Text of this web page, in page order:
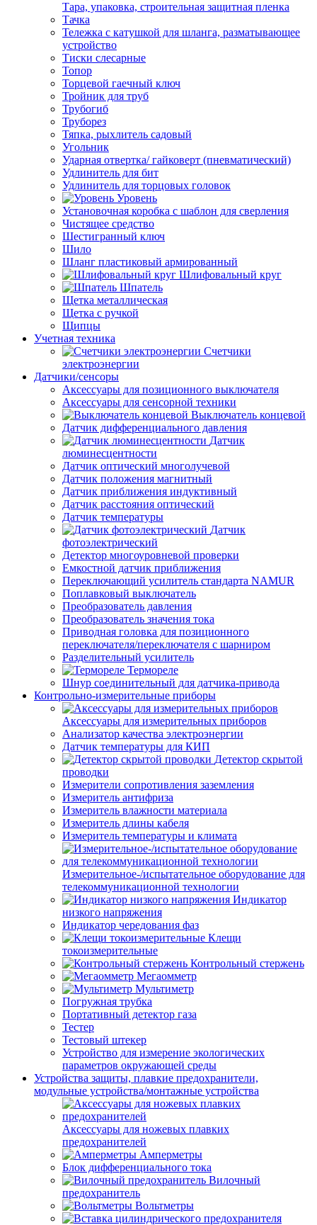
Тара, упаковка, строительная защитная пленка
Тачка
Тележка с катушкой для шланга, разматывающее
устройство
Тиски слесарные
Топор
Торцевой гаечный ключ
Тройник для труб
Трубогиб
Труборез
Тяпка, рыхлитель садовый
Угольник
Ударная отвертка/ гайковерт (пневматический)
Удлинитель для бит
Удлинитель для торцовых головок
Уровень
Установочная коробка с шаблон для сверления
Чистящее средство
Шестигранный ключ
Шило
Шланг пластиковый армированный
Шлифовальный круг
Шпатель
Щетка металлическая
Щетка с ручкой
Щипцы
Учетная техника
Счетчики
электроэнергии
Датчики/сенсоры
Аксессуары для позиционного выключателя
Аксессуары для сенсорной техники
Выключатель концевой
Датчик дифференциального давления
Датчик
люминесцентности
Датчик оптический многолучевой
Датчик положения магнитный
Датчик приближения индуктивный
Датчик расстояния оптический
Датчик температуры
Датчик
фотоэлектрический
Детектор многоуровневой проверки
Емкостной датчик приближения
Переключающий усилитель стандарта NAMUR
Поплавковый выключатель
Преобразователь давления
Преобразователь значения тока
Приводная головка для позиционного
переключателя/переключателя с шарниром
Разделительный усилитель
Термореле
Шнур соединительный для датчика-привода
Контрольно-измерительные приборы
Аксессуары для измерительных приборов
Анализатор качества электроэнергии
Датчик температуры для КИП
Детектор скрытой
проводки
Измерители сопротивления заземления
Измеритель антифриза
Измеритель влажности материала
Измеритель длины кабеля
Измеритель температуры и климата
Измерительное-/испытательное оборудование для
телекоммуникационной технологии
Индикатор
низкого напряжения
Индикатор чередования фаз
Клещи
токоизмерительные
Контрольный стержень
Мегаомметр
Мультиметр
Погружная трубка
Портативный детектор газа
Тестер
Тестовый штекер
Устройство для измерение экологических
параметров окружающей среды
Устройства защиты, плавкие предохранители,
модульные устройства/монтажные устройства
Аксессуары для ножевых плавких
предохранителей
Амперметры
Блок дифференциального тока
Вилочный
предохранитель
Вольтметры